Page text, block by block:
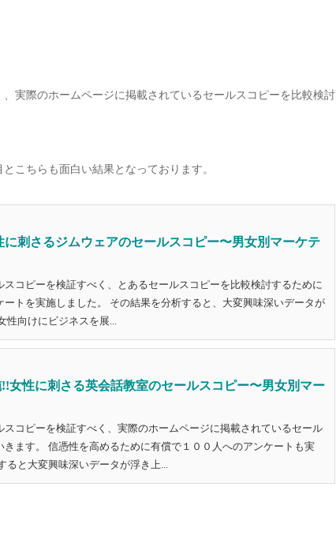
実際のホームページに掲載されているセールスコピーを比較検討
こちらも面白い結果となっております。
に刺さるジムウェアのセールスコピー〜男女別マーケテ
コピーを検証すべく、とあるセールスコピーを比較検討するために
トを実施しました。 その結果を分析すると、大変興味深いデータが
性向けにビジネスを展...
女性に刺さる英会話教室のセールスコピー〜男女別マー
スコピーを検証すべく、実際のホームページに掲載されているセール
きます。 信憑性を高めるために有償で１００人へのアンケートも実
ると大変興味深いデータが浮き上...